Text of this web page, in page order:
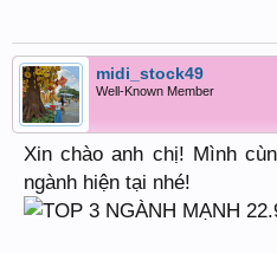
midi_stock49
Well-Known Member
Xin chào anh chị! Mình
ngành hiện tại nhé!